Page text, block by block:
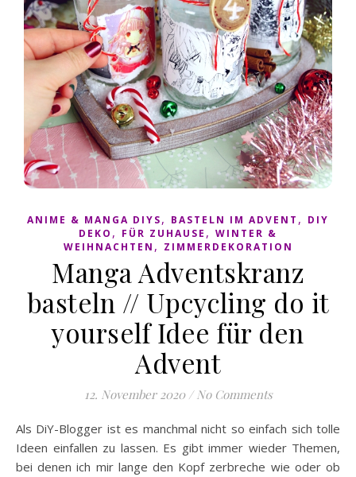
ANIME & MANGA DIYS, BASTELN IM ADVENT , DIY
DEKO , FÜR ZUHAUSE , WINTER &
WEIHNACHTEN , ZIMMERDEKORATION
Manga Adventskranz
basteln // Upcycling do it
yourself Idee für den
Advent
12. November 2020 / No Comments
Als DiY-Blogger ist es manchmal nicht so einfach sich tolle
Ideen einfallen zu lassen. Es gibt immer wieder Themen,
bei denen ich mir lange den Kopf zerbreche wie oder ob